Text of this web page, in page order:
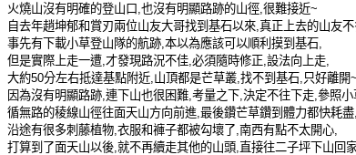
火燒山沒有明確的登山口 也沒有明顯路跡的山徑 很難接近~
自去年趙坤郁和賞刃兩位山友大哥找到基石以來 真正上去的山友
事先有下載小草登山隊的航跡 本以為應該可以順利摸到基石
但是實際上走一遭 才發現路況不佳 必須隨時修正 設法向上走
大約50分左右抵達基點附近 山頂都是芒草叢 找不到基石 只好離開~
因為沒有明顯路跡 連下山也很困難 考量之下 決定不往下走 參照小
循無路的稜線山徑往面天山方向前進 最後鑽芒草鑽到體力都快耗盡
沿途有很多刺藤植物 衣服和褲子都被勾壞了 南西有點不太開心
打算到了面天山以後 就不再續走其他的山頭 直接往二子坪下山回